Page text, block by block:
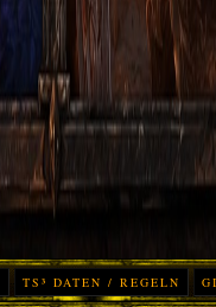
TS³ DATEN / REGELN